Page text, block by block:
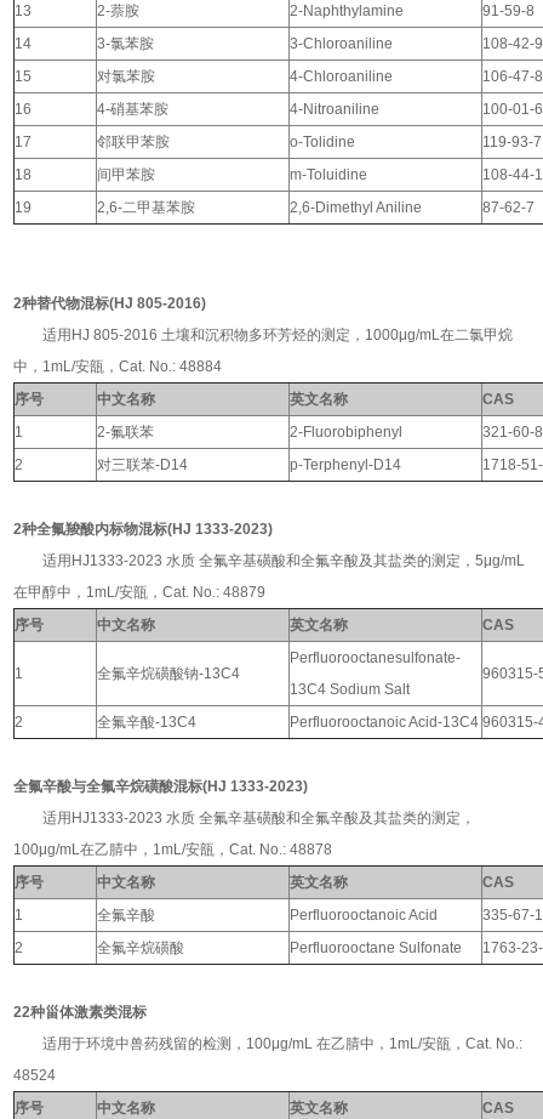
13
2-萘胺 2-Naphthylamine
91-59-8
14
3-氯苯胺 3-Chloroaniline
108-42-9
15
对氯苯胺 4-Chloroaniline
106-47-8
16
4-硝基苯胺 4-Nitroaniline
100-01-6
17
邻联甲苯胺 o-Tolidine
119-93-7
18
间甲苯胺 m-Toluidine
108-44-1
19
2,6-二甲基苯胺 2,6-Dimethyl Aniline 87-62-7
2种替代物混标(HJ 805-2016)
适用HJ 805-2016 土壤和沉积物多环芳烃的测定，1000μg/mL在二氯甲烷
中，1mL/安瓿，Cat. No.: 48884
序号
中文名称 英文名称
CAS
1
2-氟联苯 2-Fluorobiphenyl
321-60-8
2
对三联苯-D14 p-Terphenyl-D14 1718-
2种全氟羧酸内标物混标(HJ 1333-2023)
适用HJ1333-2023 水质 全氟辛基磺酸和全氟辛酸及其盐类的测定，5μg/mL
在甲醇中，1mL/安瓿，Cat. No.: 48879
序号
中文名称 英文名称 CAS
1 全氟辛烷磺酸钠-13C4
Perfluorooctanesulfonate-
13C4 Sodium Salt
960315-
2 全氟辛酸-13C4 Perfluorooctanoic Acid-13C4 960315-
全氟辛酸与全氟辛烷磺酸混标(HJ 1333-2023)
适用HJ1333-2023 水质 全氟辛基磺酸和全氟辛酸及其盐类的测定，
100μg/mL在乙腈中，1mL/安瓿，Cat. No.: 48878
序号
中文名称 英文名称
CAS
1
全氟辛酸 Perfluorooctanoic Acid
335-67-1
2
全氟辛烷磺酸 Perfluorooctane Sulfonate 1763-
22种甾体激素类混标
适用于环境中兽药残留的检测，100μg/mL 在乙腈中，1mL/安瓿，Cat. No.:
48524
序号
中文名称 英文名称
CAS